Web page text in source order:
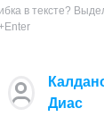
в тексте?
Диас